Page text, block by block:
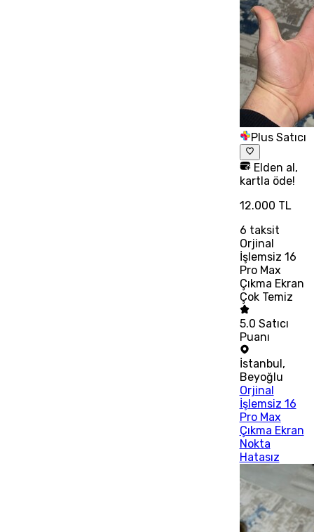
Plus Satıcı
Elden al,
kartla öde!
12.000 TL
6 taksit
Orjinal
İşlemsiz 16
Pro Max
Çıkma Ekran
Çok Temiz
5.0 Satıcı
Puanı
İstanbul,
Beyoğlu
Orjinal
İşlemsiz 16
Pro Max
Çıkma Ekran
Nokta
Hatasız